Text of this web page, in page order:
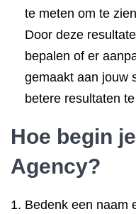
te meten om te
Door deze
bepalen of er
gemaakt aan jouw
betere resultaten
Hoe begin
Agency?
Bedenk een naam